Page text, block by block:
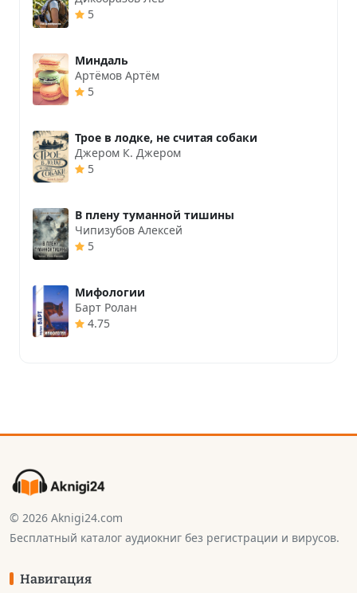
5
Миндаль
Артёмов Артём
5
Трое в лодке, не считая собаки
Джером К. Джером
5
В плену туманной тишины
Чипизубов Алексей
5
Мифологии
Барт Ролан
4.75
© 2026 Aknigi24.com
Бесплатный каталог аудиокниг без регистрации и вирусов.
Навигация